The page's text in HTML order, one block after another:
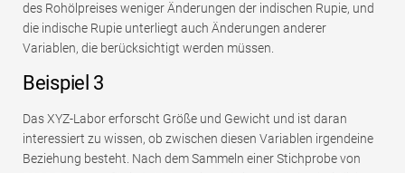
des Rohölpreises weniger Änderungen der indischen Rupie, und
die indische Rupie unterliegt auch Änderungen anderer
Variablen, die berücksichtigt werden müssen.
Beispiel 3
Das XYZ-Labor erforscht Größe und Gewicht und ist daran
interessiert zu wissen, ob zwischen diesen Variablen irgendeine
Beziehung besteht. Nach dem Sammeln einer Stichprobe von